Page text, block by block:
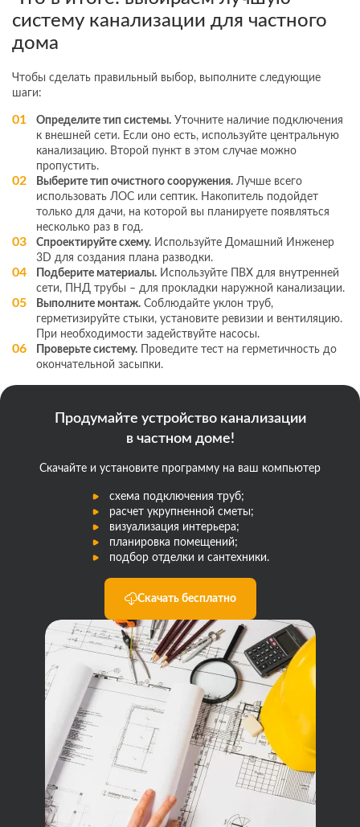
систему канализации для частного
дома
Чтобы сделать правильный выбор, выполните следующие
шаги:
Определите тип системы. Уточните наличие подключения
к внешней сети. Если оно есть, используйте центральную
канализацию. Второй пункт в этом случае можно
пропустить.
Выберите тип очистного сооружения. Лучше всего
использовать ЛОС или септик. Накопитель подойдет
только для дачи, на которой вы планируете появляться
несколько раз в год.
Спроектируйте схему. Используйте Домашний Инженер
3D для создания плана разводки.
Подберите материалы. Используйте ПВХ для внутренней
сети, ПНД трубы – для прокладки наружной канализации.
Выполните монтаж. Соблюдайте уклон труб,
герметизируйте стыки, установите ревизии и вентиляцию.
При необходимости задействуйте насосы.
Проверьте систему. Проведите тест на герметичность до
окончательной засыпки.
Продумайте устройство канализации
в частном доме!
Скачайте и установите программу на ваш компьютер
схема подключения труб;
расчет укрупненной сметы;
визуализация интерьера;
планировка помещений;
подбор отделки и сантехники.
Скачать бесплатно